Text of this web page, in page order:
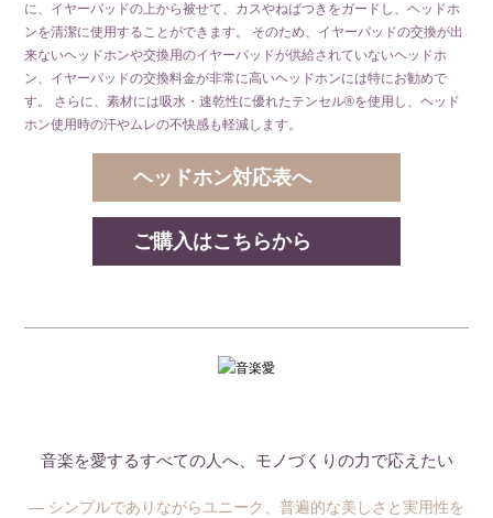
に、イヤーパッドの上から被せて、カスやねばつきをガードし、ヘッドホ
ンを清潔に使用することができます。 そのため、イヤーパッドの交換が出
来ないヘッドホンや交換用のイヤーパッドが供給されていないヘッドホ
ン、イヤーパッドの交換料金が非常に高いヘッドホンには特にお勧めで
す。 さらに、素材には吸水・速乾性に優れたテンセル®を使用し、ヘッド
ホン使用時の汗やムレの不快感も軽減します。
ヘッドホン対応表へ
ご購入はこちらから
音楽を愛するすべての人へ、モノづくりの力で応えたい
— シンプルでありながらユニーク、普遍的な美しさと実用性を